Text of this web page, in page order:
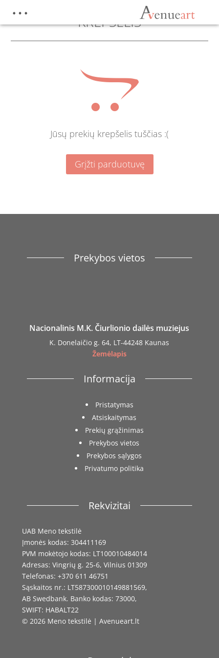
KREPŠELIS

Jūsų prekių krepšelis tuščias :(
Grįžti parduotuvę
Prekybos vietos
Nacionalinis M.K. Čiurlionio dailės muziejus
K. Donelaičio g. 64, LT-44248 Kaunas
Žemėlapis
Informacija
Pristatymas
Atsiskaitymas
Prekių grąžinimas
Prekybos vietos
Prekybos sąlygos
Privatumo politika
Rekvizitai
UAB Meno tekstilė
Įmonės kodas: 304411169
PVM mokėtojo kodas: LT100010484014
Adresas: Vingrių g. 25-6, Vilnius 01309
Telefonas: +370 611 46751
Sąskaitos nr.: LT587300010149881569,
AB Swedbank. Banko kodas: 73000,
SWIFT: HABALT22
© 2026 Meno tekstilė | Avenueart.lt